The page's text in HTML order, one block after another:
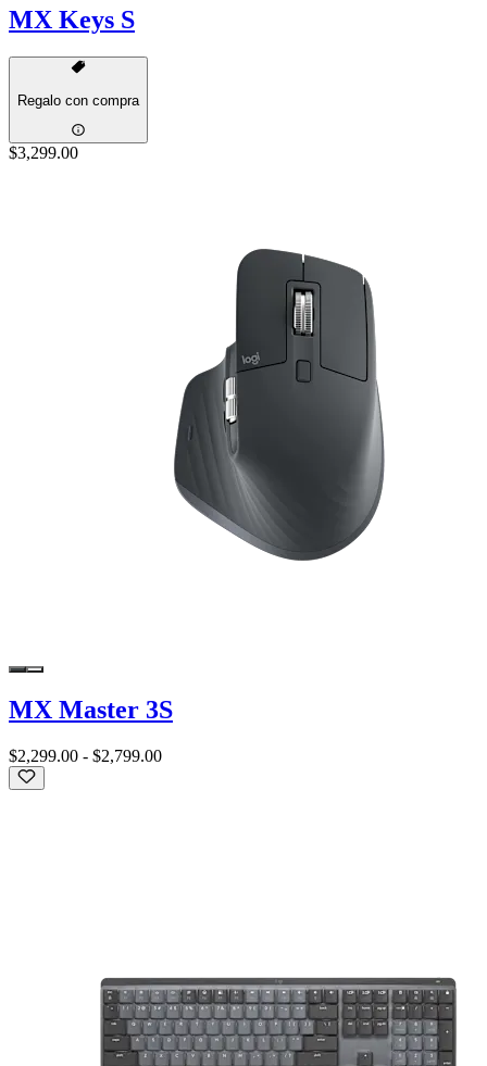
MX Keys S
Regalo con compra
$3,299.00
MX Master 3S
$2,299.00 - $2,799.00